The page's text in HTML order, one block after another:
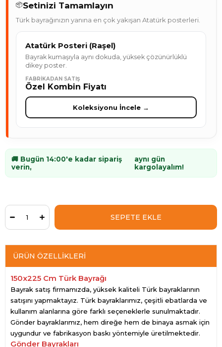
📦Setinizi Tamamlayın
Türk bayrağınızın yanına en çok yakışan Atatürk posterleri.
Atatürk Posteri (Raşel)
Bayrak kumaşıyla aynı dokuda, yüksek çözünürlüklü
dikey poster.
FABRIKADAN SATIŞ
Özel Kombin Fiyatı
Koleksiyonu İncele →
🚚 Bugün 14:00'e kadar sipariş
verin,
aynı gün
kargolayalım!
ÜRÜN ÖZELLIKLERI
150x225 Cm Türk Bayrağı
Bayrak satış firmamızda, yüksek kaliteli Türk bayraklarının
satışını yapmaktayız. Türk bayraklarımız, çeşitli ebatlarda ve
kullanım alanlarına göre farklı seçeneklerle sunulmaktadır.
Gönder bayraklarımız, hem direğe hem de binaya asmak için
uygundur ve fabrikasyon baskı yöntemiyle üretilmektedir.
Gönder Bayrakları